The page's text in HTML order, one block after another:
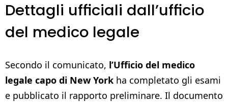
Dettagli ufficiali dall’ufficio
del medico legale
Secondo il comunicato, l’Ufficio del medico
legale capo di New York ha completato gli esami
e pubblicato il rapporto preliminare. Il documento